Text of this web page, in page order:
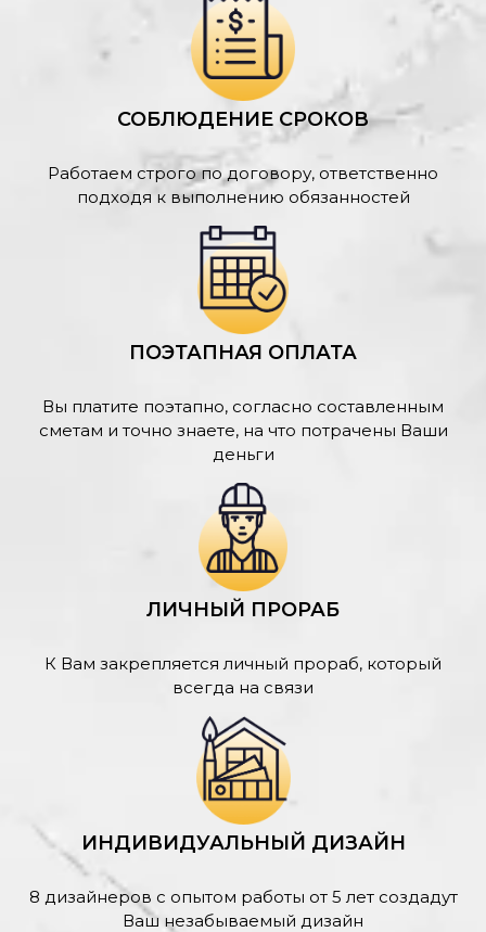
СОБЛЮДЕНИЕ СРОКОВ
Работаем строго по договору, ответственно
подходя к выполнению обязанностей
ПОЭТАПНАЯ ОПЛАТА
Вы платите поэтапно, согласно составленным
сметам и точно знаете, на что потрачены Ваши
деньги
ЛИЧНЫЙ ПРОРАБ
К Вам закрепляется личный прораб, который
всегда на связи
ИНДИВИДУАЛЬНЫЙ ДИЗАЙН
8 дизайнеров с опытом работы от 5 лет создадут
Ваш незабываемый дизайн